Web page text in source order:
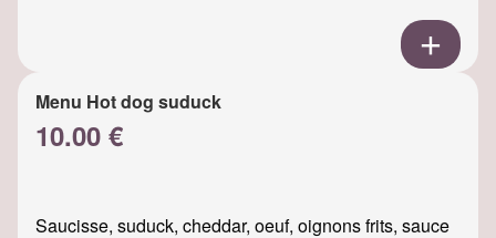
Menu Hot dog suduck
10.00 €
Saucisse, suduck, cheddar, oeuf, oignons frits, sauce